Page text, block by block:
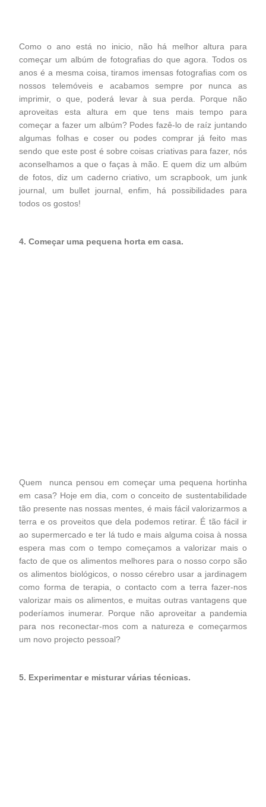
Como o ano está no inicio, não há melhor altura para
começar um albúm de fotografias do que agora. Todos os
anos é a mesma coisa, tiramos imensas fotografias com os
nossos telemóveis e acabamos sempre por nunca as
imprimir, o que, poderá levar à sua perda. Porque não
aproveitas esta altura em que tens mais tempo para
começar a fazer um albúm? Podes fazê-lo de raíz juntando
algumas folhas e coser ou podes comprar já feito mas
sendo que este post é sobre coisas criativas para fazer, nós
aconselhamos a que o faças à mão. E quem diz um albúm
de fotos, diz um caderno criativo, um scrapbook, um junk
journal, um bullet journal, enfim, há possibilidades para
todos os gostos!
4. Começar uma pequena horta em casa.
Quem nunca pensou em começar uma pequena hortinha
em casa? Hoje em dia, com o conceito de sustentabilidade
tão presente nas nossas mentes, é mais fácil valorizarmos a
terra e os proveitos que dela podemos retirar. É tão fácil ir
ao supermercado e ter lá tudo e mais alguma coisa à nossa
espera mas com o tempo começamos a valorizar mais o
facto de que os alimentos melhores para o nosso corpo são
os alimentos biológicos, o nosso cérebro usar a jardinagem
como forma de terapia, o contacto com a terra fazer-nos
valorizar mais os alimentos, e muitas outras vantagens que
poderíamos inumerar. Porque não aproveitar a pandemia
para nos reconectar-mos com a natureza e começarmos
um novo projecto pessoal?
5. Experimentar e misturar várias técnicas.